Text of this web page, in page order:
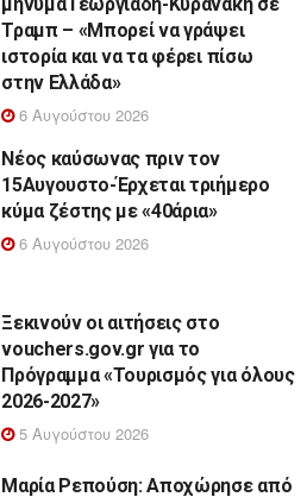
Τραμπ – «Μπορεί να γράψει
ιστορία και να τα φέρει πίσω
στην Ελλάδα»
6 Αυγούστου 2026
Νέος καύσωνας πριν τον
15Αυγουστο-Έρχεται τριήμερο
κύμα ζέστης με «40άρια»
6 Αυγούστου 2026
Ξεκινούν οι αιτήσεις στο
vouchers.gov.gr για το
Πρόγραμμα «Τουρισμός για όλους
2026-2027»
5 Αυγούστου 2026
Μαρία Ρεπούση: Αποχώρησε από